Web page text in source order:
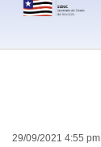
29/09/2021 4:55 pm